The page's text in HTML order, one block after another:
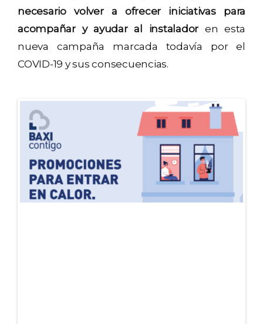
necesario volver a ofrecer iniciativas para
acompañar y ayudar al instalador en esta
nueva campaña marcada todavía por el
COVID-19 y sus consecuencias.